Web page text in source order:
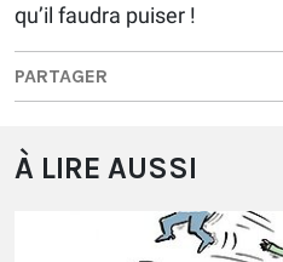
qu’il faudra puiser !
PARTAGER
À LIRE AUSSI